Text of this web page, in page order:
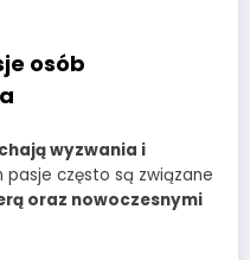
osób
wyzwania i
pasje często są związane
oraz nowoczesnymi